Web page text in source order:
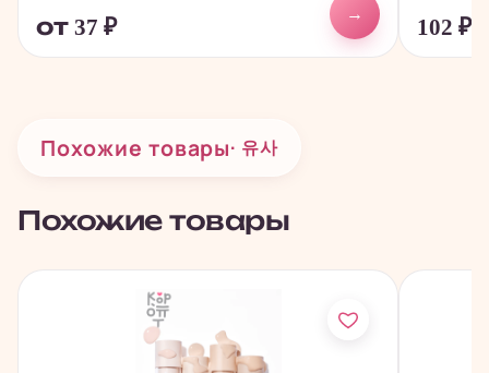
от 37 ₽
→
102₽
Похожие товары· 유사
Похожие товары